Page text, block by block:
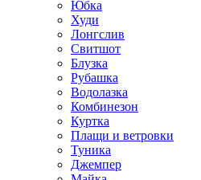
Юбка
Худи
Лонгслив
Свитшот
Блузка
Рубашка
Водолазка
Комбинезон
Куртка
Плащи и ветровки
Туника
Джемпер